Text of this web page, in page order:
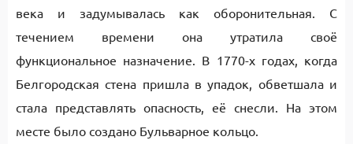
века и задумывалась как оборонительная. С
течением времени она утратила своё
функциональное назначение. В 1770-х годах, когда
Белгородская стена пришла в упадок, обветшала и
стала представлять опасность, её снесли. На этом
месте было создано Бульварное кольцо.